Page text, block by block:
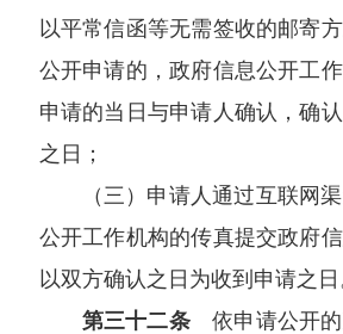
以平常信函等无需签收的邮寄
公开申请的，政府信息公开工
申请的当日与申请人确认，确
之日；
（三）申请人通过互联网
公开工作机构的传真提交政府
以双方确认之日为收到申请之日
第三十二条依申请公开的